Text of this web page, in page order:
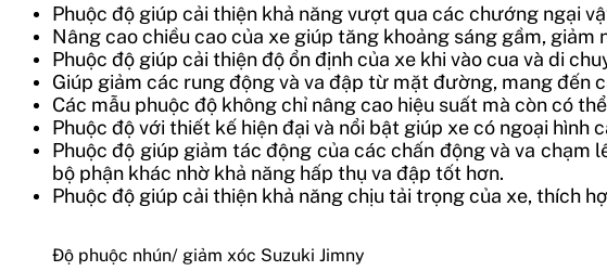
Phuộc độ giúp cải thiện khả năng vượt qua các chướng ngại
Nâng cao chiều cao của xe giúp tăng khoảng sáng gầm,
Phuộc độ giúp cải thiện độ ổn định của xe khi vào cua và di
Giúp giảm các rung động và va đập từ mặt đường, mang đến
Các mẫu phuộc độ không chỉ nâng cao hiệu suất mà còn có
Phuộc độ với thiết kế hiện đại và nổi bật giúp xe có ngoại hình
Phuộc độ giúp giảm tác động của các chấn động và va chạm
bộ phận khác nhờ khả năng hấp thụ va đập tốt hơn.
Phuộc độ giúp cải thiện khả năng chịu tải trọng của xe, thích
Độ phuộc nhún/ giảm xóc Suzuki Jimny